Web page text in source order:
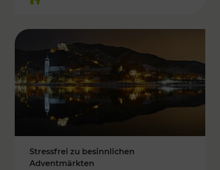
Stressfrei zu besinnlichen
Adventmärkten